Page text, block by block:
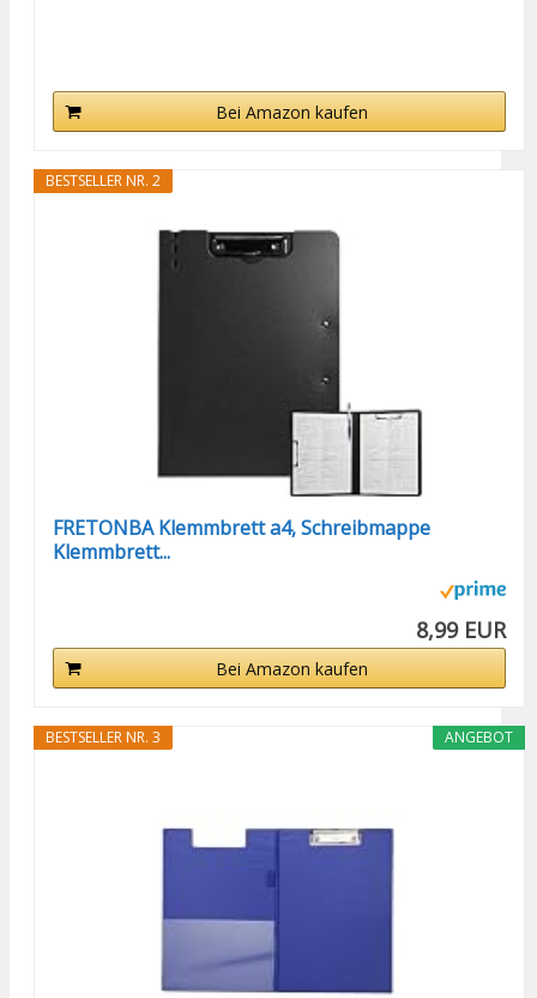
Bei Amazon kaufen
BESTSELLER NR. 2
FRETONBA Klemmbrett a4, Schreibmappe
Klemmbrett...
8,99 EUR
Bei Amazon kaufen
ANGEBOT
BESTSELLER NR. 3